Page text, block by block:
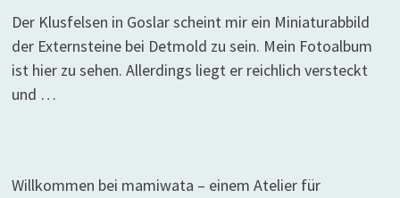
Der Klusfelsen in Goslar scheint mir ein Miniaturabbild
der Externsteine bei Detmold zu sein. Mein Fotoalbum
ist hier zu sehen. Allerdings liegt er reichlich versteckt
und …
Willkommen bei mamiwata – einem Atelier für